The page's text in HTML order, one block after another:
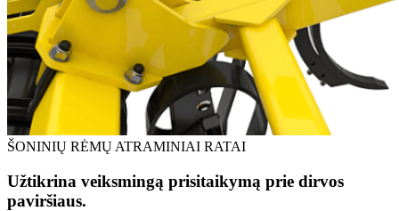
ŠONINIŲ RĖMŲ ATRAMINIAI RATAI
Užtikrina veiksmingą prisitaikymą prie dirvos
paviršiaus.